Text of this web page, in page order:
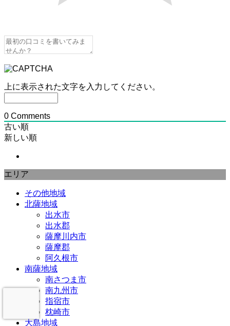
上に表示された文字を入力してください。
0 Comments
古い順
新しい順
エリア
その他地域
北薩地域
出水市
出水郡
薩摩川内市
薩摩郡
阿久根市
南薩地域
南さつま市
南九州市
指宿市
枕崎市
大島地域